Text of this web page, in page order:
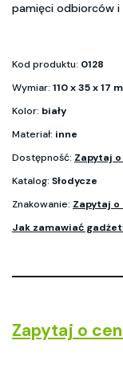
pamięci odbiorców i
Kod produktu: 0128
Wymiar: 110 x 35 x 17
Kolor: biały
Materiał: inne
Dostępność: Zapytaj
Katalog: Słodycze
Znakowanie: Zapytaj o
Jak zamawiać
Zapytaj o